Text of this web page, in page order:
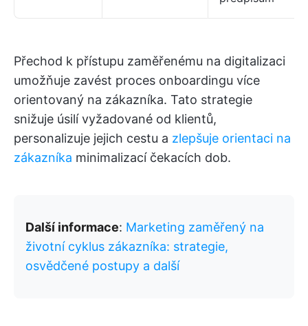
Přechod k přístupu zaměřenému na digitalizaci
umožňuje zavést proces onboardingu více
orientovaný na zákazníka. Tato strategie
snižuje úsilí vyžadované od klientů,
personalizuje jejich cestu a zlepšuje orientaci na
zákazníka minimalizací čekacích dob.
Další informace: Marketing zaměřený na
životní cyklus zákazníka: strategie,
osvědčené postupy a další